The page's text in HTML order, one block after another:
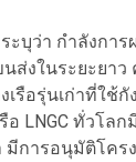
ะบุว่า กำลังกา
นส่งในระยะยา
งเรือรุ่นเก่าที่ใ
อ LNGC ทั่วโล
การอนุมัติโคร